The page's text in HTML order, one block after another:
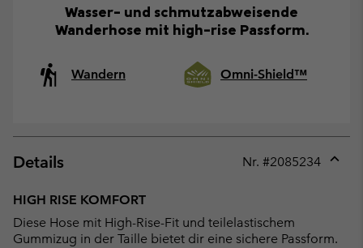
Wasser- und schmutzabweisende
Wanderhose mit high-rise Passform.
Wandern Omni-Shield™
Details Nr. #2085234
HIGH RISE KOMFORT
Diese Hose mit High-Rise-Fit und teilelastischem
Gummizug in der Taille bietet dir eine sichere Passform.